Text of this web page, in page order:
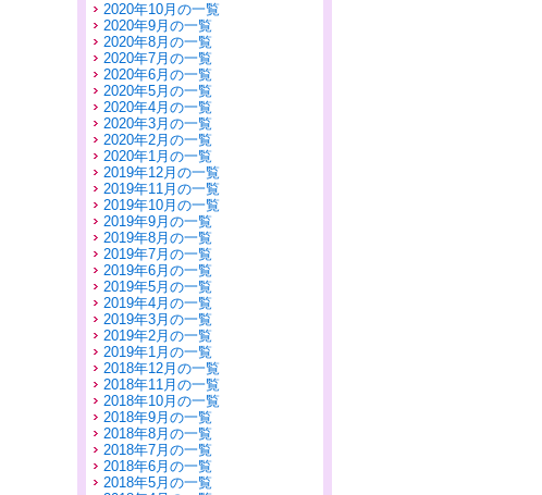
2020年10月の一覧
2020年9月の一覧
2020年8月の一覧
2020年7月の一覧
2020年6月の一覧
2020年5月の一覧
2020年4月の一覧
2020年3月の一覧
2020年2月の一覧
2020年1月の一覧
2019年12月の一覧
2019年11月の一覧
2019年10月の一覧
2019年9月の一覧
2019年8月の一覧
2019年7月の一覧
2019年6月の一覧
2019年5月の一覧
2019年4月の一覧
2019年3月の一覧
2019年2月の一覧
2019年1月の一覧
2018年12月の一覧
2018年11月の一覧
2018年10月の一覧
2018年9月の一覧
2018年8月の一覧
2018年7月の一覧
2018年6月の一覧
2018年5月の一覧